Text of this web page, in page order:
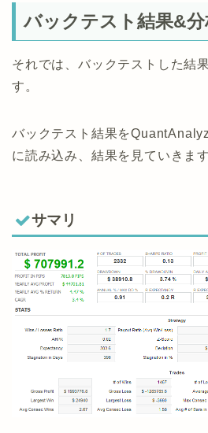
バックテスト結果&
それでは、バックテストした結
す。
バックテスト結果を
に読み込み、結果を見ていきます
サマリ